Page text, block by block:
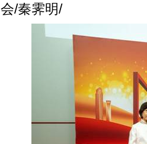
会/秦霁明/